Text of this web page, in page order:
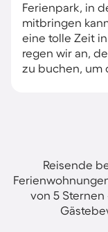
Ferienpark, in
mitbringen
eine tolle Zeit
regen wir an,
zu buchen, um
Reisende
von 5